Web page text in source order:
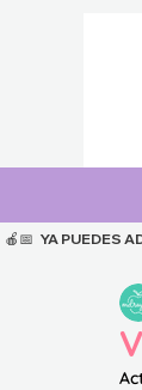
🍎📅   YA